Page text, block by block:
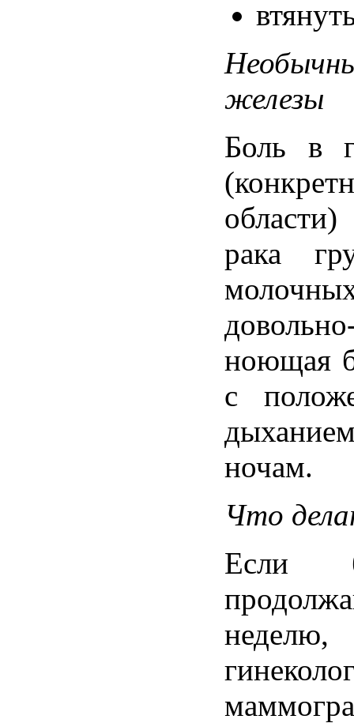
железы
Боль в
(
области)
рака
ноющая
с
ночам.
Что
Если
неделю,